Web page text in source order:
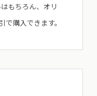
もちろん、オリ
購入できます。